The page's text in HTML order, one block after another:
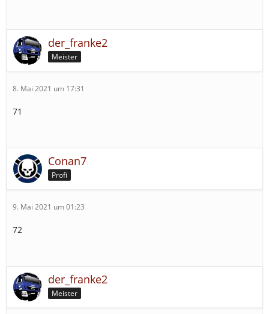
der_franke2
Meister
8. Mai 2021 um 17:31
71
Conan7
Profi
9. Mai 2021 um 01:23
72
der_franke2
Meister